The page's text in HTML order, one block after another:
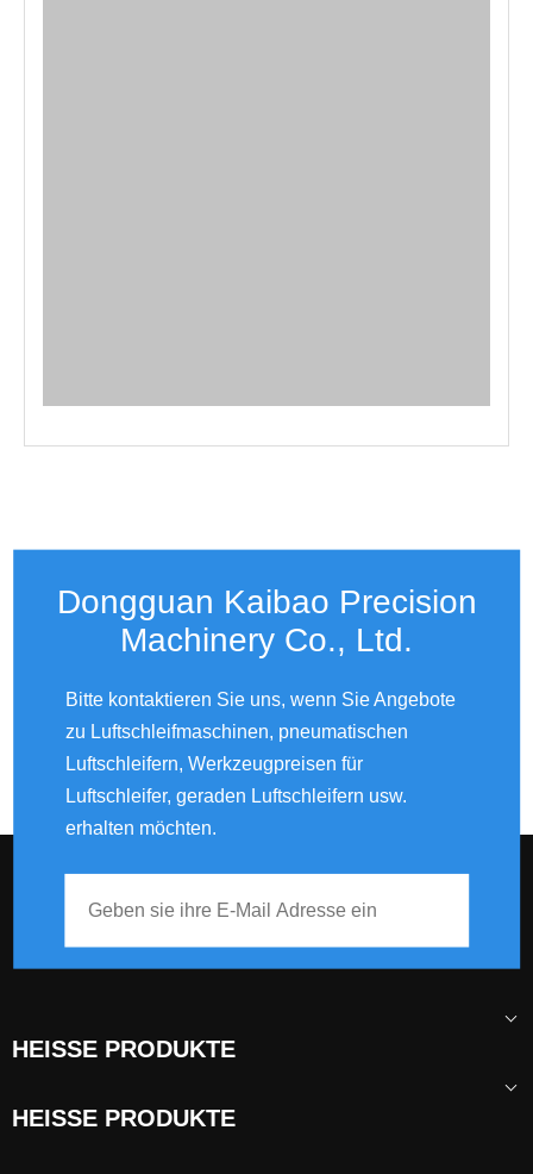
Dongguan Kaibao Precision
Machinery Co., Ltd.​​​​​​​
Bitte kontaktieren Sie uns, wenn Sie Angebote
zu Luftschleifmaschinen, pneumatischen
Luftschleifern, Werkzeugpreisen für
Luftschleifer, geraden Luftschleifern usw.
erhalten möchten.
HEISSE PRODUKTE
HEISSE PRODUKTE